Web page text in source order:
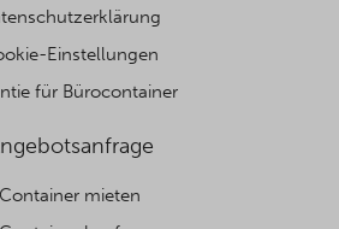
Einstellungen
für Bürocontainer
Container mieten